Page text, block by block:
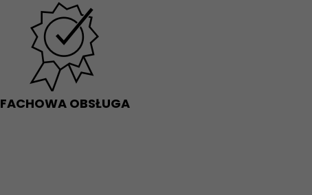
FACHOWA OBSŁUGA